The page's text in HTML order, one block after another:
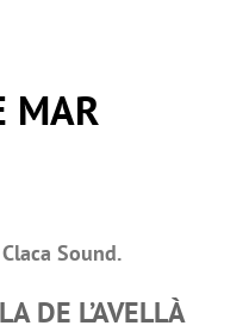
MAR
Sound.
DE L’AVELLÀ